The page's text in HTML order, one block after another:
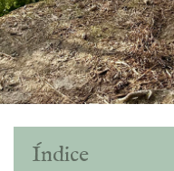
Índice